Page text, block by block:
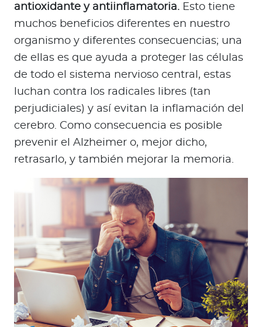
antioxidante y antiinflamatoria. Esto tiene
muchos beneficios diferentes en nuestro
organismo y diferentes consecuencias; una
de ellas es que ayuda a proteger las células
de todo el sistema nervioso central, estas
luchan contra los radicales libres (tan
perjudiciales) y así evitan la inflamación del
cerebro. Como consecuencia es posible
prevenir el Alzheimer o, mejor dicho,
retrasarlo, y también mejorar la memoria.